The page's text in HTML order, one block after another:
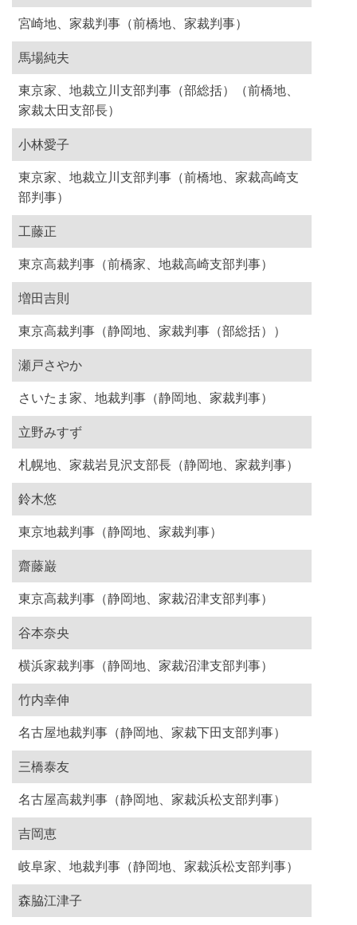
宮崎地、家裁判事（前橋地、家裁判事）
馬場純夫
東京家、地裁立川支部判事（部総括）（前橋地、
家裁太田支部長）
小林愛子
東京家、地裁立川支部判事（前橋地、家裁高崎支
部判事）
工藤正
東京高裁判事（前橋家、地裁高崎支部判事）
増田吉則
東京高裁判事（静岡地、家裁判事（部総括））
瀬戸さやか
さいたま家、地裁判事（静岡地、家裁判事）
立野みすず
札幌地、家裁岩見沢支部長（静岡地、家裁判事）
鈴木悠
東京地裁判事（静岡地、家裁判事）
齋藤巌
東京高裁判事（静岡地、家裁沼津支部判事）
谷本奈央
横浜家裁判事（静岡地、家裁沼津支部判事）
竹内幸伸
名古屋地裁判事（静岡地、家裁下田支部判事）
三橋泰友
名古屋高裁判事（静岡地、家裁浜松支部判事）
吉岡恵
岐阜家、地裁判事（静岡地、家裁浜松支部判事）
森脇江津子